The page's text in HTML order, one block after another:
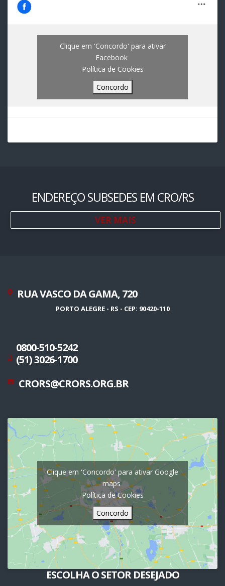
Clique em 'Concordo' para ativar
Facebook
Política de Cookies
Concordo
ENDEREÇO SUBSEDES EM CRO/RS
VER MAIS
RUA VASCO DA GAMA, 720
PORTO ALEGRE - RS - CEP: 90420-110
0800-510-5242
(51) 3026-1700
CRORS@CRORS.ORG.BR
Clique em 'Concordo' para ativar Google
maps
Política de Cookies
Concordo
ESCOLHA O SETOR DESEJADO